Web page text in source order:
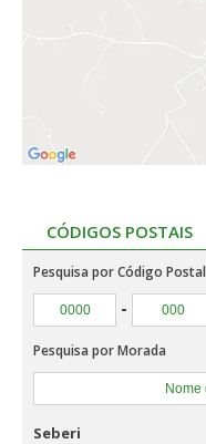
CÓDIGOS POSTAIS
Pesquisa por Código Postal
-
Pesquisa por Morada
Seberi